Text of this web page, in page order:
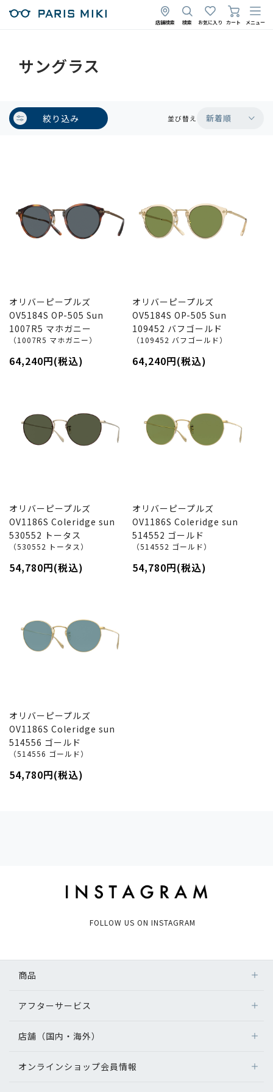
店舗検索 検索 お気に入り カート メニュー
サングラス
絞り込み 並び替え 新着順
オリバーピープルズ
OV5184S OP-505 Sun
1007R5 マホガニー
（1007R5 マホガニー）
64,240円(税込)
オリバーピープルズ
OV5184S OP-505 Sun
109452 バフゴールド
（109452 バフゴールド）
64,240円(税込)
オリバーピープルズ
OV1186S Coleridge sun
530552 トータス
（530552 トータス）
54,780円(税込)
オリバーピープルズ
OV1186S Coleridge sun
514552 ゴールド
（514552 ゴールド）
54,780円(税込)
オリバーピープルズ
OV1186S Coleridge sun
514556 ゴールド
（514556 ゴールド）
54,780円(税込)
FOLLOW US ON INSTAGRAM
商品
アフターサービス
店舗（国内・海外）
オンラインショップ会員情報